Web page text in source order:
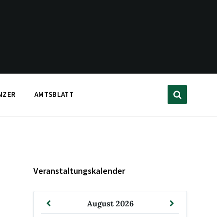
AMTSBLATT
Veranstaltungskalender
August 2026
Vormonat
Nächsten